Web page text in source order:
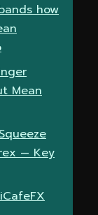
how
Mean
— Key